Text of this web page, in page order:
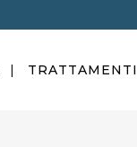
TRATTAMENTI